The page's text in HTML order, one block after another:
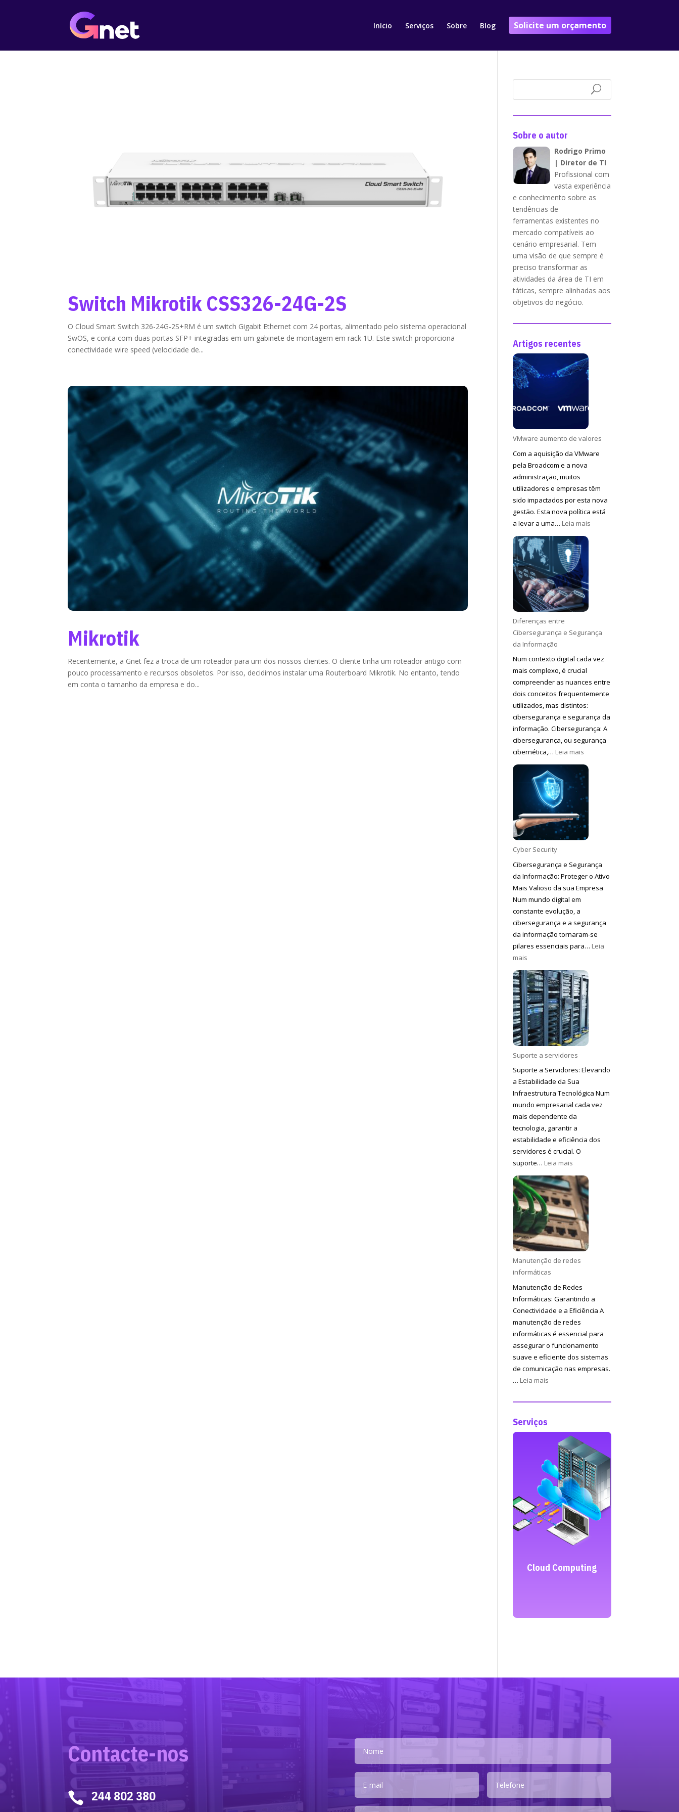
Início Serviços Sobre Blog Solicite um orçamento
Switch Mikrotik CSS326-24G-2S
O Cloud Smart Switch 326-24G-2S+RM é um switch Gigabit Ethernet com 24 portas, alimentado pelo sistema operacional
SwOS, e conta com duas portas SFP+ integradas em um gabinete de montagem em rack 1U. Este switch proporciona
conectividade wire speed (velocidade de...
Mikrotik
Recentemente, a Gnet fez a troca de um roteador para um dos nossos clientes. O cliente tinha um roteador antigo com
pouco processamento e recursos obsoletos. Por isso, decidimos instalar uma Routerboard Mikrotik. No entanto, tendo
em conta o tamanho da empresa e do...
Sobre o autor
Rodrigo Primo
| Diretor de TI
Profissional com
vasta experiência
e conhecimento sobre as
tendências de
ferramentas existentes no
mercado compatíveis ao
cenário empresarial. Tem
uma visão de que sempre é
preciso transformar as
atividades da área de TI em
táticas, sempre alinhadas aos
objetivos do negócio.
Artigos recentes
VMware aumento de valores
Com a aquisição da VMware
pela Broadcom e a nova
administração, muitos
utilizadores e empresas têm
sido impactados por esta nova
gestão. Esta nova política está
a levar a uma… Leia mais
Diferenças entre
Cibersegurança e Segurança
da Informação
Num contexto digital cada vez
mais complexo, é crucial
compreender as nuances entre
dois conceitos frequentemente
utilizados, mas distintos:
cibersegurança e segurança da
informação. Cibersegurança: A
cibersegurança, ou segurança
cibernética,… Leia mais
Diferenças
entre
Cibersegurança
e
Segurança
da
Cyber Security
Cibersegurança e Segurança
da Informação: Proteger o Ativo
Mais Valioso da sua Empresa
Num mundo digital em
constante evolução, a
cibersegurança e a segurança
da informação tornaram-se
pilares essenciais para… Leia
mais
Cyber
Security
Suporte a servidores
Suporte a Servidores: Elevando
a Estabilidade da Sua
Infraestrutura Tecnológica Num
mundo empresarial cada vez
mais dependente da
tecnologia, garantir a
estabilidade e eficiência dos
servidores é crucial. O
suporte… Leia mais
Suporte
servidores
Manutenção de redes
informáticas
Manutenção de Redes
Informáticas: Garantindo a
Conectividade e a Eficiência A
manutenção de redes
informáticas é essencial para
assegurar o funcionamento
suave e eficiente dos sistemas
de comunicação nas empresas.
… Leia mais
de
Serviços
Criação de Sites
Contacte-nos
 244 802 380